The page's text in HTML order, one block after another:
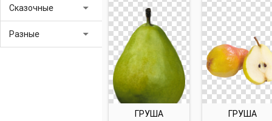
Сказочные arrow_drop_down
Разные arrow_drop_down
ГРУША ГРУША